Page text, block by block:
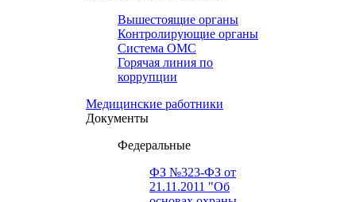
Вышестоящие органы
Контролирующие органы
Система ОМС
Горячая линия по
коррупции
Медицинские работники
Документы
Федеральные
ФЗ №323-ФЗ от
21.11.2011 "Об